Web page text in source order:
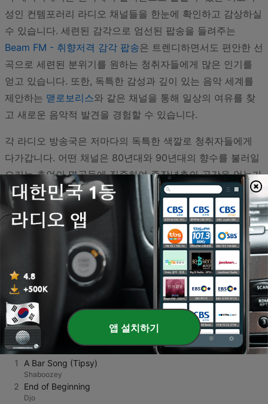
성인 컨템포러리 라디오 채널들을 한눈에 확인하고 감상하실
수 있습니다. 세련된 감각으로 엄선된 팝송을 들려주는
Beam FM - 취향저격 감각 팝송은 트렌디하면서도 편안한 선
곡으로 세련된 분위기를 원하는 청취자들에게 많은 인기를
얻고 있습니다. 또한, 독특한 감성과 깊이 있는 음악 세계를
제안하는 맫로보리스와 같은 채널을 통해 일상의 여유를 찾
고 새로운 음악적 발견을 경험할 수 있습니다.
각 라디오 방송국은 저마다의 독특한 색깔로 청취자들에게
다가갑니다. 어떤 채널은 80년대와 90년대의 향수를 불러일
으키는 추억의 명곡들에 집중하여 중장년층의 공감을 얻는가
하면, 또 다른 채널은 현대적인 감각의 어쿠스틱 사운드, 소프
트 록, 그리고 감성적인 발라드를 중심으로 구성되어 젊은 층
까지 아우르는 폭넓은 스펙트럼을 보여줍니다. 복잡한 도시
의 소음에서 잠시 벗어나 마음의 안정을 찾고 싶을 때, 혹은
소중한 사람과 함께하는 공간에 은은한 배경 음악이 필요할
때 성인 컨템포러리 장르의 라디오는 가장 완벽한 동반자가
되어줄 것입니다. 지금 바로 아래의 리스트를 탐색하며 당신
의 취향에 딱 맞는 최고의 라디오 방송을 찾아보세요.
인기 곡
1 A Bar Song (Tipsy)
Shaboozey
2 End of Beginning
Djo
앱 설치하기